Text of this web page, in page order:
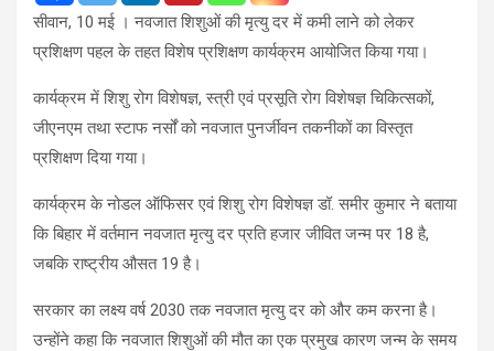
सीवान, 10 मई । नवजात शिशुओं की मृत्यु दर में कमी लाने को लेकर
प्रशिक्षण पहल के तहत विशेष प्रशिक्षण कार्यक्रम आयोजित किया गया।
कार्यक्रम में शिशु रोग विशेषज्ञ, स्त्री एवं प्रसूति रोग विशेषज्ञ चिकित्सकों,
जीएनएम तथा स्टाफ नर्सों को नवजात पुनर्जीवन तकनीकों का विस्तृत
प्रशिक्षण दिया गया।
कार्यक्रम के नोडल ऑफिसर एवं शिशु रोग विशेषज्ञ डॉ. समीर कुमार ने बताया
कि बिहार में वर्तमान नवजात मृत्यु दर प्रति हजार जीवित जन्म पर 18 है,
जबकि राष्ट्रीय औसत 19 है।
सरकार का लक्ष्य वर्ष 2030 तक नवजात मृत्यु दर को और कम करना है।
उन्होंने कहा कि नवजात शिशुओं की मौत का एक प्रमुख कारण जन्म के समय